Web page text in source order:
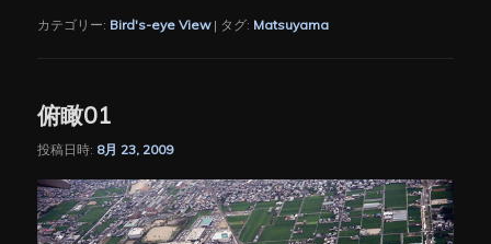
カテゴリー: Bird's-eye View | タグ: Matsuyama
俯瞰01
投稿日時: 8月 23, 2009